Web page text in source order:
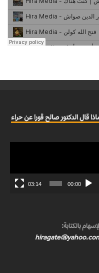
قال الدكتور صالح قورا عن حراء
00:00
03:14
بالكتابة: